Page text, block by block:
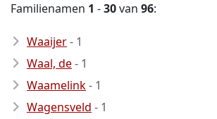
Familienamen 1 -30van 96:
Waaijer- 1
Waal, de- 1
Waamelink- 1
Wagensveld - 1